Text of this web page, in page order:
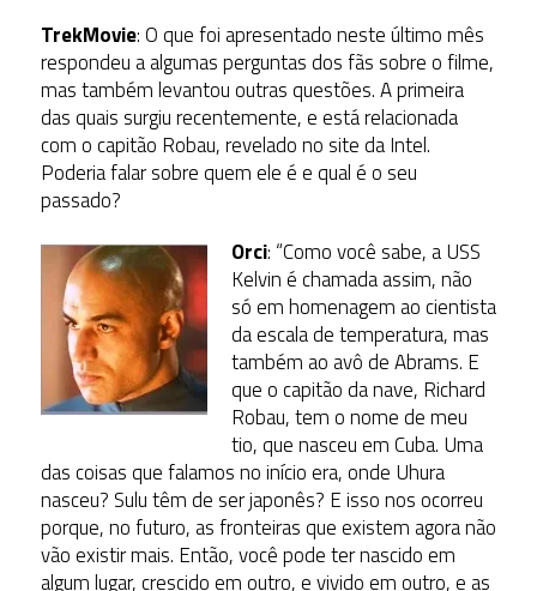
TrekMovie: O que foi apresentado neste último mês
respondeu a algumas perguntas dos fãs sobre o filme,
mas também levantou outras questões. A primeira
das quais surgiu recentemente, e está relacionada
com o capitão Robau, revelado no site da Intel.
Poderia falar sobre quem ele é e qual é o seu
passado?
Orci: “Como você sabe, a USS
Kelvin é chamada assim, não
só em homenagem ao cientista
da escala de temperatura, mas
também ao avô de Abrams. E
que o capitão da nave, Richard
Robau, tem o nome de meu
tio, que nasceu em Cuba. Uma
das coisas que falamos no início era, onde Uhura
nasceu? Sulu têm de ser japonês? E isso nos ocorreu
porque, no futuro, as fronteiras que existem agora não
vão existir mais. Então, você pode ter nascido em
algum lugar, crescido em outro, e vivido em outro, e as